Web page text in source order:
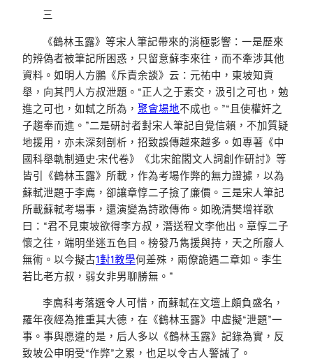
三
《鶴林玉露》等宋人筆記帶來的消極影響：一是歷來
的辨偽者被筆記所困惑，只留意蘇李來往，而不牽涉其他
資料。如明人方鵬《斥責余談》云：元祐中，東坡知貢
舉，向其門人方叔泄題。“正人之于素交，汲引之可也，勉
進之可也，如軾之所為， 聚會場地不成也。”“且使權奸之
子趨奉而進。”二是研討者對宋人筆記自覺信賴，不加質疑
地援用，亦未深刻剖析，招致誤傳越來越多。如專著《中
國科舉軌制通史·宋代卷》《北宋館閣文人詞創作研討》等
皆引《鶴林玉露》所載，作為考場作弊的無力證據，以為
蘇軾泄題于李廌，卻讓章惇二子撿了廉價。三是宋人筆記
所載蘇軾考場事，還演變為詩歌傳佈。如晚清樊增祥歌
曰：“君不見東坡欲得李方叔，潛送程文李他出。章惇二子
懷之往，端明坐迷五色目。榜發乃雋援與持，天之所廢人
無術。以今擬古1對1教學何差殊，兩僚詭遇二章如。李生
若比老方叔，弱女非男聊勝無。”
李廌科考落選令人可惜，而蘇軾在文壇上頗負盛名，
羅年夜經為推重其大德，在《鶴林玉露》中虛擬“泄題”一
事。事與愿違的是，后人多以《鶴林玉露》記錄為實，反
致坡公申明受“作弊”之累，也足以令古人警誡了。